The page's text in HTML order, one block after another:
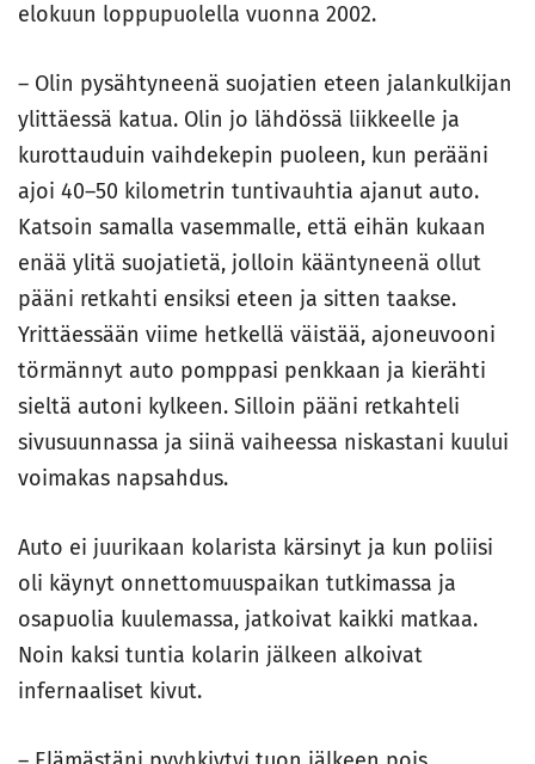
elokuun loppupuolella vuonna 2002.
– Olin pysähtyneenä suojatien eteen jalankulkijan
ylittäessä katua. Olin jo lähdössä liikkeelle ja
kurottauduin vaihdekepin puoleen, kun perääni
ajoi 40–50 kilometrin tuntivauhtia ajanut auto.
Katsoin samalla vasemmalle, että eihän kukaan
enää ylitä suojatietä, jolloin kääntyneenä ollut
pääni retkahti ensiksi eteen ja sitten taakse.
Yrittäessään viime hetkellä väistää, ajoneuvooni
törmännyt auto pomppasi penkkaan ja kierähti
sieltä autoni kylkeen. Silloin pääni retkahteli
sivusuunnassa ja siinä vaiheessa niskastani kuului
voimakas napsahdus.
Auto ei juurikaan kolarista kärsinyt ja kun poliisi
oli käynyt onnettomuuspaikan tutkimassa ja
osapuolia kuulemassa, jatkoivat kaikki matkaa.
Noin kaksi tuntia kolarin jälkeen alkoivat
infernaaliset kivut.